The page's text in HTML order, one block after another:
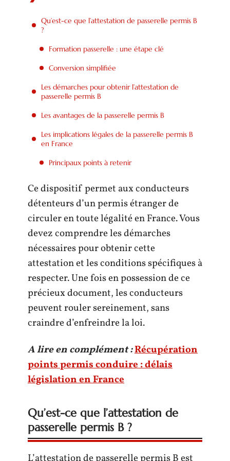
Qu’est-ce que l’attestation de passerelle permis B
?
Formation passerelle : une étape clé
Conversion simplifiée
Les démarches pour obtenir l’attestation de
passerelle permis B
Les avantages de la passerelle permis B
Les implications légales de la passerelle permis B
en France
Principaux points à retenir
Ce dispositif permet aux conducteurs
détenteurs d’un permis étranger de
circuler en toute légalité en France. Vous
devez comprendre les démarches
nécessaires pour obtenir cette
attestation et les conditions spécifiques à
respecter. Une fois en possession de ce
précieux document, les conducteurs
peuvent rouler sereinement, sans
craindre d’enfreindre la loi.
A lire en complément :Récupération
points permis conduire : délais
législation en France
Qu’est-ce que l’attestation de
passerelle permis B ?
L’attestation de passerelle permis B est